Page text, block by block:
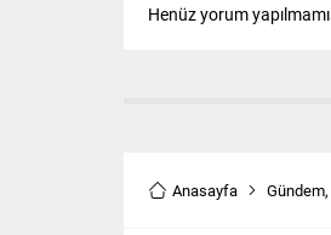
Henüz yorum
Anasayfa Gündem,